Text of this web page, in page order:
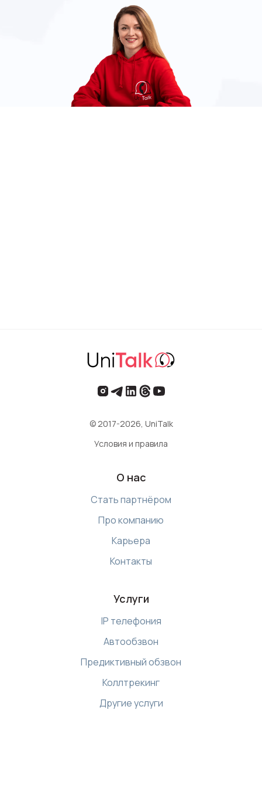
© 2017-2026, UniTalk
Условия и правила
О нас
Стать партнёром
Про компанию
Карьера
Контакты
Услуги
IP телефония
Автообзвон
Предиктивный обзвон
Коллтрекинг
Другие услуги